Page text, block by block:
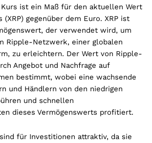
ist ein Maß für den aktuellen Wert
(XRP) gegenüber dem Euro. XRP ist
der verwendet wird, um
Ripple-Netzwerk, einer globalen
zu erleichtern. Der Wert von Ripple-
Angebot und Nachfrage auf
bestimmt, wobei eine wachsende
und Händlern von den niedrigen
und schnellen
dieses Vermögenswerts profitiert.
für Investitionen attraktiv, da sie